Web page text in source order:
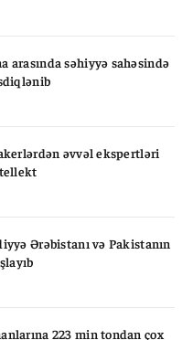
arasında səhiyyə sahəsində
əvvəl ekspertləri
Ərəbistanı və Pakistanın
223 min tondan çox